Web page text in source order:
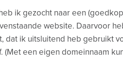
ik gezocht naar een
website. Daarvoor
dat ik uitsluitend heb gebruikt
(Met een eigen domeinnaam